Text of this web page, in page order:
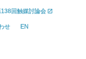
回触媒討論会
せ EN